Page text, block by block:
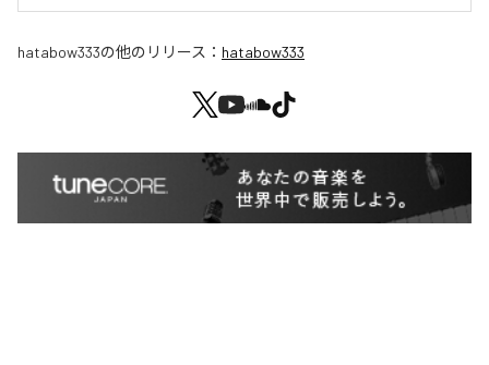
hatabow333の他のリリース： hatabow333